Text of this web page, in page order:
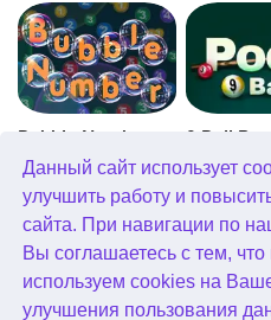
Данный сайт использует
улучшить работу и
сайта. При навигации по
Вы соглашаетесь с тем,
используем cookies на
улучшения пользования
собирать чудо-грибы,
Поэтому хватайте все, что
опасного леса в
Избегайте встречи с
мечом, кликнув левой
чтобы прыгнуть, и
колючки или, чего доброго,
анимешный платформер
infinite runner и подарит вам 40
Bubble Number 9 Ball
Королевство Китта Go Repo